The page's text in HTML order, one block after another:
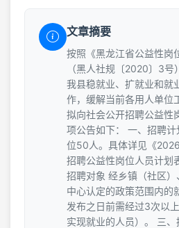
文章摘要
按照《黑龙江省公益性岗
（黑人社规〔2020〕3
我县稳就业、扩就业和就
作，缓解当前各用人单位
拟向社会公开招聘公益性
项公告如下： 一、招聘
位50人。具体详见《
招聘公益性岗位人员计划
招聘对象 经乡镇（社区
中心认定的政策范围内的
发布之日前需经过3次以
实现就业的人员）。 三